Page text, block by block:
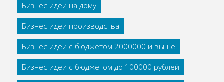
Бизнес идеи на дому
Бизнес идеи производства
Бизнес идеи с бюджетом 2000000 и выше
Бизнес идеи с бюджетом до 100000 рублей